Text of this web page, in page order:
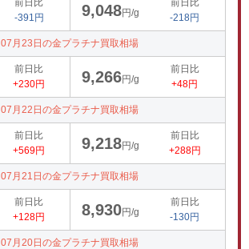
前日比
-391円
9,048円/g
前日比
-218円
07月23日の金プラチナ買取相場
前日比
+230円
9,266円/g
前日比
+48円
07月22日の金プラチナ買取相場
前日比
+569円
9,218円/g
前日比
+288円
07月21日の金プラチナ買取相場
前日比
+128円
8,930円/g
前日比
-130円
07月20日の金プラチナ買取相場